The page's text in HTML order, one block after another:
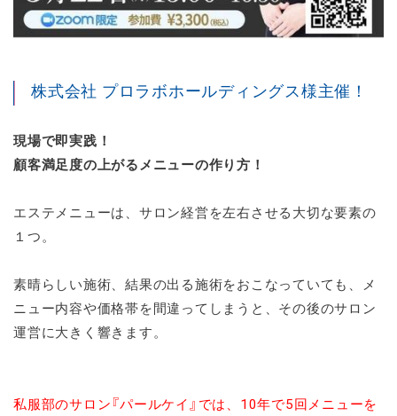
株式会社 プロラボホールディングス様主催！
現場で即実践！
顧客満足度の上がるメニューの作り方！
エステメニューは、サロン経営を左右させる大切な要素の
１つ。
素晴らしい施術、結果の出る施術をおこなっていても、 メ
ニュー内容や価格帯を間違ってしまうと、その後のサロン
運営に大きく響きます。
私服部のサロン『パールケイ』では、10年で5回メニューを